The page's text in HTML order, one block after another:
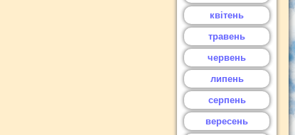
квітень
травень
червень
липень
серпень
вересень